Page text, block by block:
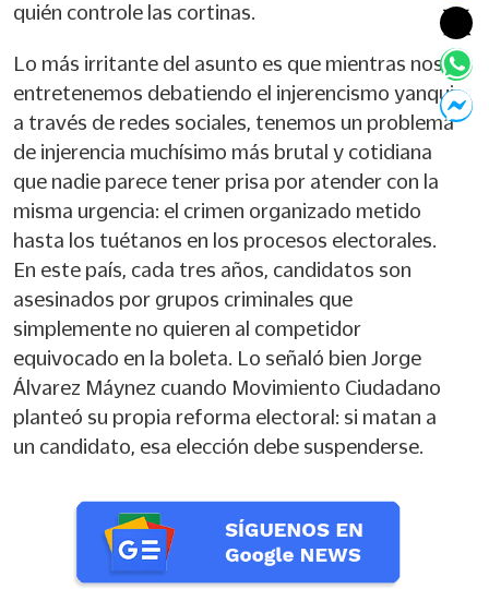
quién controle las cortinas.
Lo más irritante del asunto es que mientras nos
entretenemos debatiendo el injerencismo yanqui
a través de redes sociales, tenemos un problema
de injerencia muchísimo más brutal y cotidiana
que nadie parece tener prisa por atender con la
misma urgencia: el crimen organizado metido
hasta los tuétanos en los procesos electorales.
En este país, cada tres años, candidatos son
asesinados por grupos criminales que
simplemente no quieren al competidor
equivocado en la boleta. Lo señaló bien Jorge
Álvarez Máynez cuando Movimiento Ciudadano
planteó su propia reforma electoral: si matan a
un candidato, esa elección debe suspenderse.